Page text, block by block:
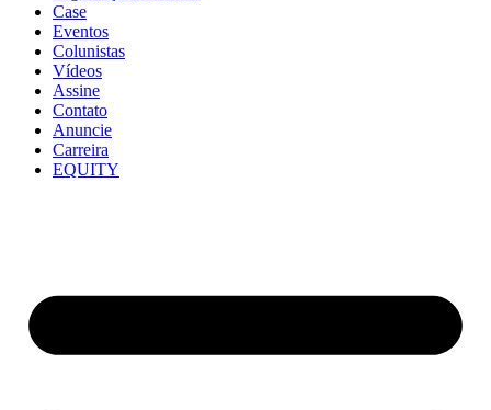
Case
Eventos
Colunistas
Vídeos
Assine
Contato
Anuncie
Carreira
EQUITY